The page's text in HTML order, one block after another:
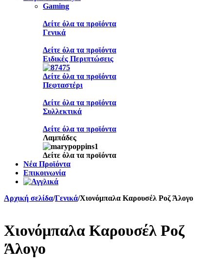
Gaming
Δείτε όλα τα προϊόντα
Γενικά
Δείτε όλα τα προϊόντα
Ειδικές Περιπτώσεις
Δείτε όλα τα προϊόντα
Πεφταστέρι
Δείτε όλα τα προϊόντα
Συλλεκτικά
Δείτε όλα τα προϊόντα
Λαμπάδες
Δείτε όλα τα προϊόντα
Νέα Προϊόντα
Επικοινωνία
Αρχική σελίδα/Γενικά/Χιονόμπαλα Καρουσέλ Ροζ Άλογο
Χιονόμπαλα Καρουσέλ Ροζ
Άλογο